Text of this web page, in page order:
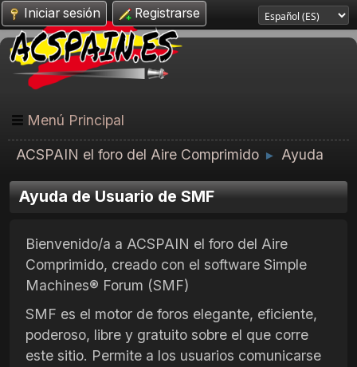
Iniciar sesión Registrarse
Menú Principal
ACSPAIN el foro del Aire Comprimido ► Ayuda
Ayuda de Usuario de SMF
Bienvenido/a a ACSPAIN el foro del Aire
Comprimido, creado con el software Simple
Machines® Forum (SMF)
SMF es el motor de foros elegante, eficiente,
poderoso, libre y gratuito sobre el que corre
este sitio. Permite a los usuarios comunicarse